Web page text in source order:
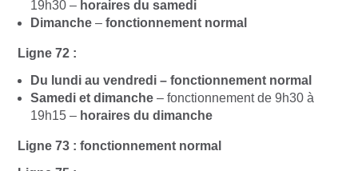
19h30 – horaires du samedi
Dimanche – fonctionnement normal
Ligne 72 :
Du lundi au vendredi – fonctionnement normal
Samedi et dimanche – fonctionnement de 9h30 à
19h15 – horaires du dimanche
Ligne 73 : fonctionnement normal